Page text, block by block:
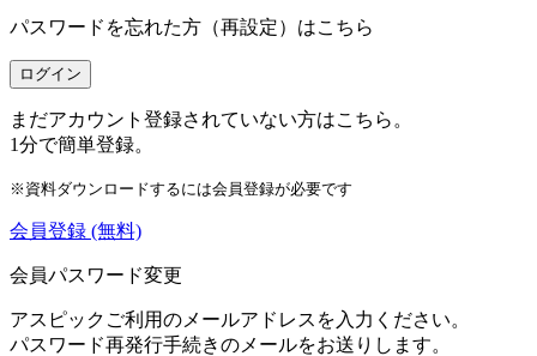
パスワードを忘れた方（再設定）はこちら
ログイン
まだアカウント登録されていない方はこちら。
1分で簡単登録。
※資料ダウンロードするには会員登録が必要です
会員登録 (無料)
会員パスワード変更
アスピックご利用のメールアドレスを入力ください。
パスワード再発行手続きのメールをお送りします。